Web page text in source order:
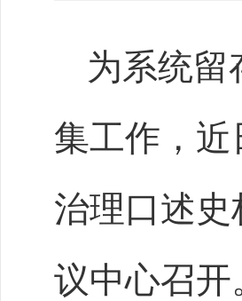
为系统留
集工作，近
治理口述
议中心召